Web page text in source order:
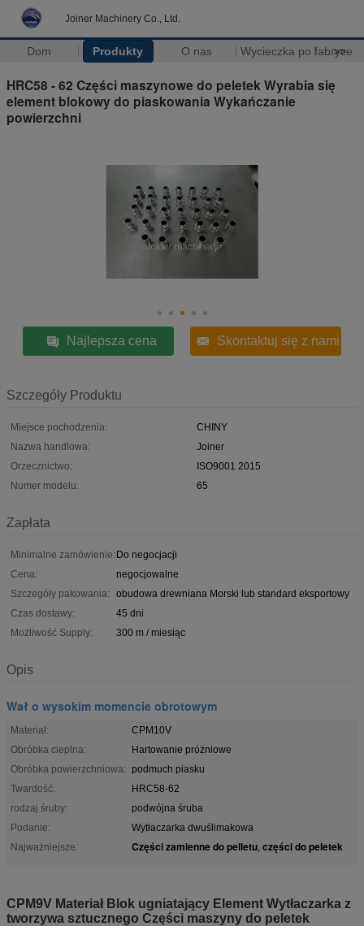
Joiner Machinery Co., Ltd.
Dom Produkty O nas Wycieczka po fabryce
>>
HRC58 - 62 Części maszynowe do peletek Wyrabia się
element blokowy do piaskowania Wykańczanie
powierzchni
Najlepsza cena Skontaktuj się z nami
Szczegóły Produktu
Miejsce pochodzenia:
CHINY
Nazwa handlowa:
Joiner
Orzecznictwo:
ISO9001 2015
Numer modelu:
65
Zapłata
Minimalne zamówienie: Do negocjacji
Cena:
negocjowalne
Szczegóły pakowania:
obudowa drewniana Morski lub standard eksportowy
Czas dostawy:
45 dni
Możliwość Supply:
300 m / miesiąc
Opis
Wał o wysokim momencie obrotowym
Materiał:
CPM10V
Obróbka cieplna:
Hartowanie próżniowe
Obróbka powierzchniowa: podmuch piasku
Twardość:
HRC58-62
rodzaj śruby:
podwójna śruba
Podanie:
Wytłaczarka dwuślimakowa
Najważniejsze:
Części zamienne do pelletu, części do peletek
CPM9V Materiał Blok ugniatający Element Wytłaczarka z
tworzywa sztucznego Części maszyny do peletek